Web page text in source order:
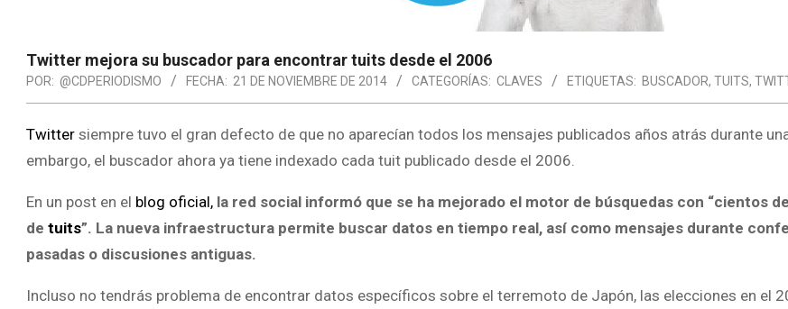
Twitter mejora su buscador para encontrar tuits desde el 2006
POR: @CDPERIODISMO FECHA: 21 DE NOVIEMBRE DE 2014 CATEGORÍAS: CLAVES ETIQUETAS: BUSCADOR, TUITS,
Twitter siempre tuvo el gran defecto de que no aparecían todos los mensajes publicados años atrás durante
embargo, el buscador ahora ya tiene indexado cada tuit publicado desde el 2006.
En un post en el blog oficial, la red social informó que se ha mejorado el motor de búsquedas con “cientos
de tuits”. La nueva infraestructura permite buscar datos en tiempo real, así como mensajes durante
pasadas o discusiones antiguas.
Incluso no tendrás problema de encontrar datos específicos sobre el terremoto de Japón, las elecciones en el